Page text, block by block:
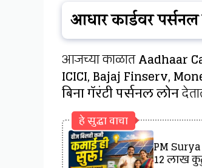
आधार कार्डवर
आजच्या काळातAadhaar
ICICI, Bajaj Finserv,
बिना गॅरंटी पर्सनल लोन
हे सुद्धा वाचा
PM
12 लाख